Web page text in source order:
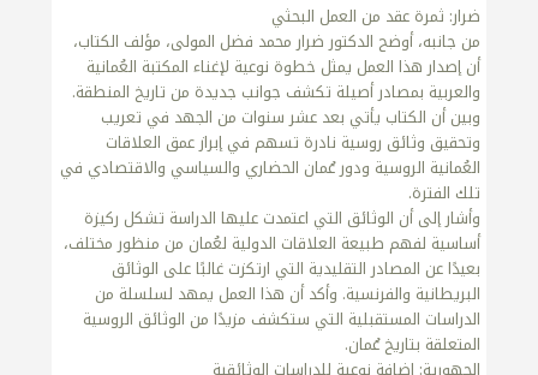
ضرار: ثمرة عقد من العمل البحثي
من جانبه، أوضح الدكتور ضرار محمد فضل المولى، مؤلف الكتاب،
أن إصدار هذا العمل يمثل خطوة نوعية لإغناء المكتبة العُمانية
والعربية بمصادر أصيلة تكشف جوانب جديدة من تاريخ المنطقة.
وبين أن الكتاب يأتي بعد عشر سنوات من الجهد في تعريب
وتحقيق وثائق روسية نادرة تسهم في إبراز عمق العلاقات
العُمانية الروسية ودور عُمان الحضاري والسياسي والاقتصادي في
تلك الفترة.
وأشار إلى أن الوثائق التي اعتمدت عليها الدراسة تشكل ركيزة
أساسية لفهم طبيعة العلاقات الدولية لعُمان من منظور مختلف،
بعيدًا عن المصادر التقليدية التي ارتكزت غالبًا على الوثائق
البريطانية والفرنسية. وأكد أن هذا العمل يمهد لسلسلة من
الدراسات المستقبلية التي ستكشف مزيدًا من الوثائق الروسية
المتعلقة بتاريخ عُمان.